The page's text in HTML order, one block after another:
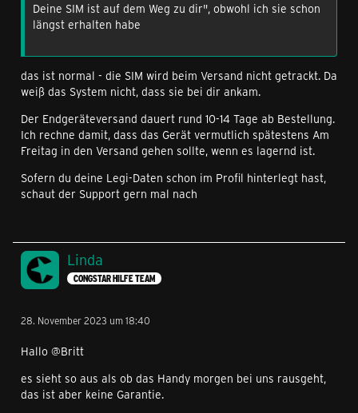
Deine SIM ist auf dem Weg zu dir", obwohl ich sie schon
längst erhalten habe
das ist normal - die SIM wird beim Versand nicht getrackt. Da
weiß das System nicht, dass sie bei dir ankam.
Der Endgeräteversand dauert rund 10-14 Tage ab Bestellung.
Ich rechne damit, dass das Gerät vermutlich spätestens Am
Freitag in den Versand gehen sollte, wenn es lagernd ist.
Sofern du deine Legi-Daten schon im Profil hinterlegt hast,
schaut der Support gern mal nach
Linda
CONGSTAR HILFE TEAM
28. November 2023 um 18:40
Hallo @Britt
es sieht so aus als ob das Handy morgen bei uns rausgeht,
das ist aber keine Garantie.